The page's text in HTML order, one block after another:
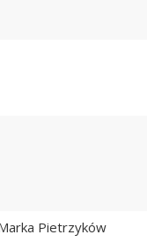
Pietrzyków